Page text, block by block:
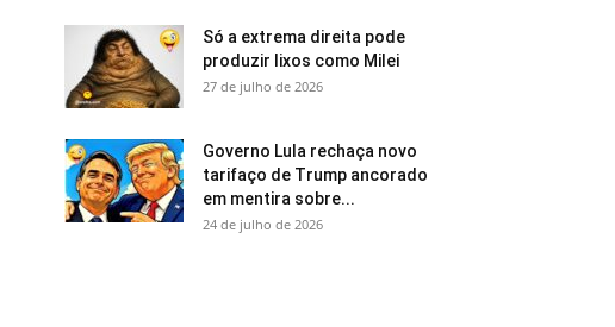
Só a extrema direita pode
produzir lixos como Milei
27 de julho de 2026
Governo Lula rechaça novo
tarifaço de Trump ancorado
em mentira sobre...
24 de julho de 2026